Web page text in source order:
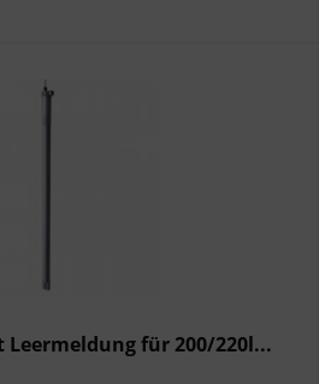
Leermeldung für 200/220l...